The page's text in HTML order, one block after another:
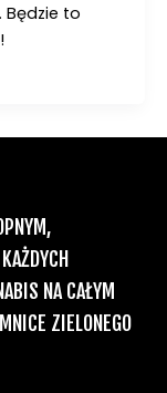
Będzie to
NA CAŁYM
ZIELONEGO